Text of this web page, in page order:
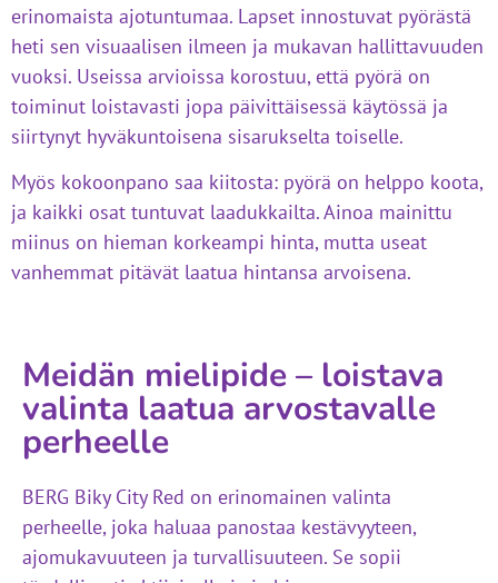
erinomaista ajotuntumaa. Lapset innostuvat pyörästä
heti sen visuaalisen ilmeen ja mukavan hallittavuuden
vuoksi. Useissa arvioissa korostuu, että pyörä on
toiminut loistavasti jopa päivittäisessä käytössä ja
siirtynyt hyväkuntoisena sisarukselta toiselle.
Myös kokoonpano saa kiitosta: pyörä on helppo koota,
ja kaikki osat tuntuvat laadukkailta. Ainoa mainittu
miinus on hieman korkeampi hinta, mutta useat
vanhemmat pitävät laatua hintansa arvoisena.
Meidän mielipide – loistava
valinta laatua arvostavalle
perheelle
BERG Biky City Red on erinomainen valinta
perheelle, joka haluaa panostaa kestävyyteen,
ajomukavuuteen ja turvallisuuteen. Se sopii